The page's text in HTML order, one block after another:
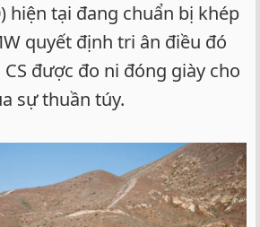
hiện tại đang chuẩn bị khép
quyết định tri ân điều đó
được đo ni đóng giày cho
sự thuần túy.